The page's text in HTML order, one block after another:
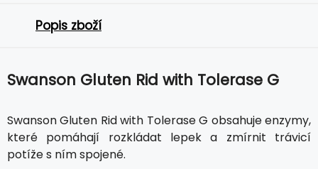
Popis zboží
Swanson Gluten Rid with Tolerase G
Swanson Gluten Rid with Tolerase G obsahuje enzymy,
které pomáhají rozkládat lepek a zmírnit trávicí
potíže s ním spojené.